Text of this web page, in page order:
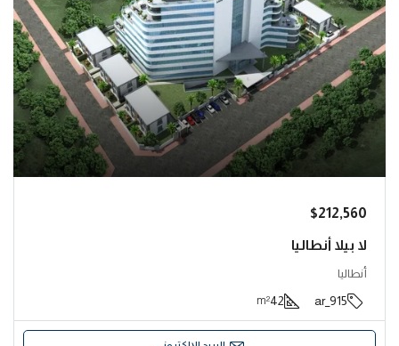
$212,560
لا بيلا أنطاليا
أنطاليا
915_ar
42
m²